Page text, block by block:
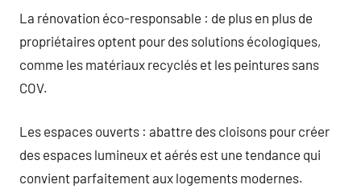
La rénovation éco-responsable : de plus en plus de
propriétaires optent pour des solutions écologiques,
comme les matériaux recyclés et les peintures sans
COV.
Les espaces ouverts : abattre des cloisons pour créer
des espaces lumineux et aérés est une tendance qui
convient parfaitement aux logements modernes.